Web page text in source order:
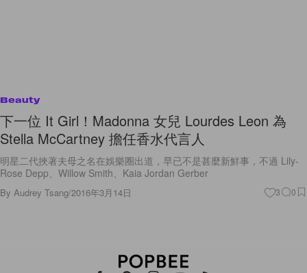
Beauty
下一位 It Girl！Madonna 女兒 Lourdes Leon 為
Stella McCartney 擔任香水代言人
明星二代挾著夫母之名在娛樂圈出道，早已不是甚麼新鮮事，不過 Lily-
Rose Depp、Willow Smith、Kaia Jordan Gerber
By Audrey Tsang/2016年3月14日 3 0